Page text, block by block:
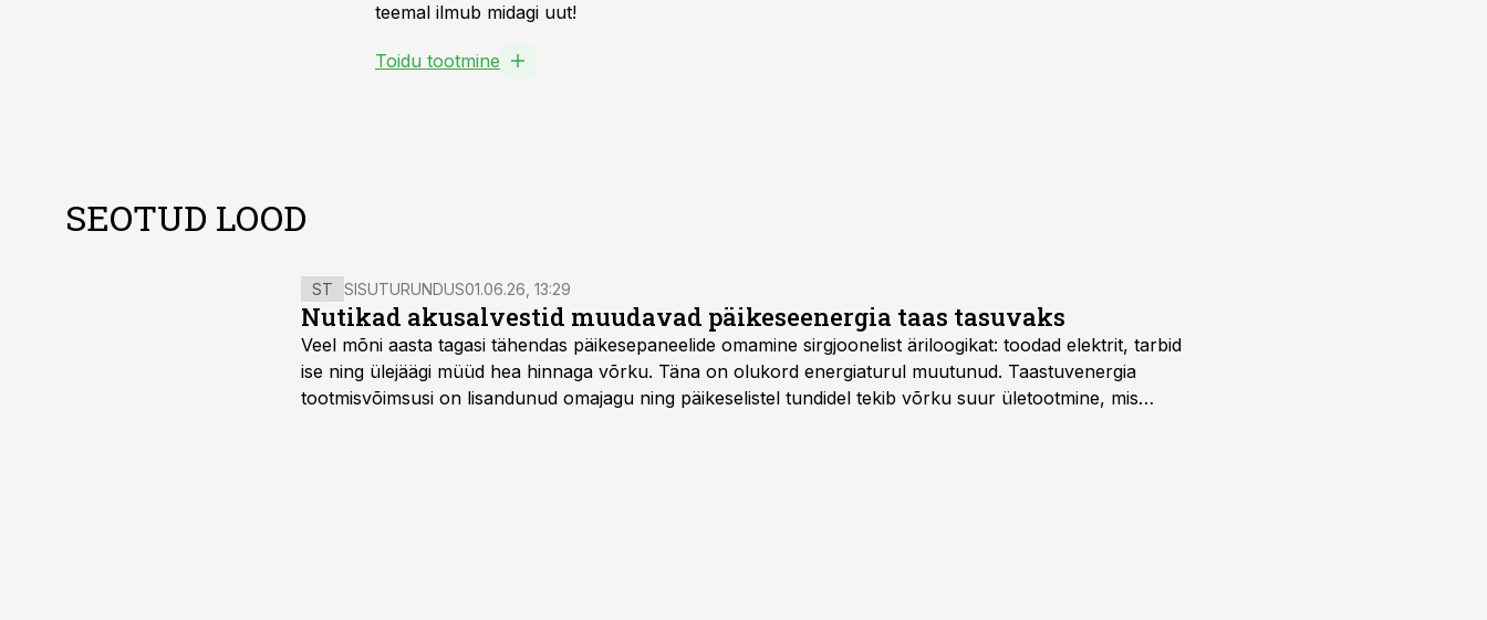
teemal ilmub midagi uut!
Toidu tootmine
SEOTUD LOOD
ST SISUTURUNDUS01.06.26, 13:29
Nutikad akusalvestid muudavad päikeseenergia taas tasuvaks
Veel mõni aasta tagasi tähendas päikesepaneelide omamine sirgjoonelist äriloogikat: toodad elektrit, tarbid
ise ning ülejäägi müüd hea hinnaga võrku. Täna on olukord energiaturul muutunud. Taastuvenergia
tootmisvõimsusi on lisandunud omajagu ning päikeselistel tundidel tekib võrku suur ületootmine, mis